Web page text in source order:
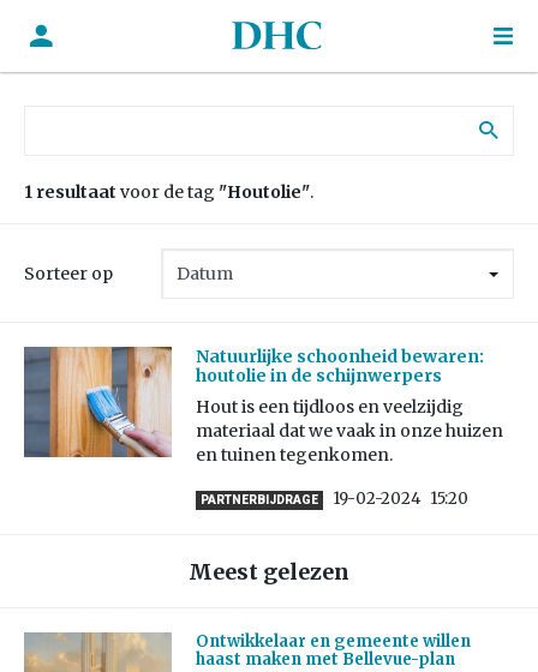
1 resultaat voor de tag "Houtolie".
Sorteer op
Natuurlijke schoonheid bewaren:
houtolie in de schijnwerpers
Hout is een tijdloos en veelzijdig
materiaal dat we vaak in onze huizen
en tuinen tegenkomen.
PARTNERBIJDRAGE 19-02-2024 15:20
Meest gelezen
Ontwikkelaar en gemeente willen
haast maken met Bellevue-plan